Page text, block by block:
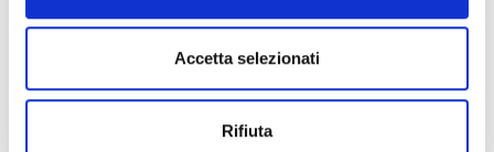
Accetta selezionati
Rifiuta
•L’offerta antologica: superiore a tutti i competitor
solo italiano e, più frequentemente, con traduzione a
fronte, spesso seguiti o da un’analisi finalizzata a
comprensione, analisi e interpretazione o da attività di
Approfondire per interpretare